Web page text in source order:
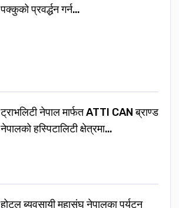
पक्कुको प्रवर्द्धन गर्न…
ट्राभलिटी नेपाल मार्फत ATTI CAN ब्राण्ड
नेपालको हस्पिटालिटी क्षेत्रमा…
होटल ब्यवसायी महासंघ नेपालका पर्यटन